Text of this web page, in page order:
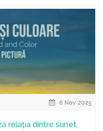
6 Nov 2025
relația dintre sunet,